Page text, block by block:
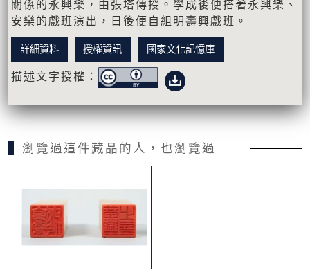
關係的永興樂，由張塔傳授。學成後便搭著永興樂、
安樂的戲班演出，日後便自組明壽興戲班。
詳細資料 授權資訊 國家文化記憶庫
描述文字授權：
瀏覽過這件藏品的人，也瀏覽過